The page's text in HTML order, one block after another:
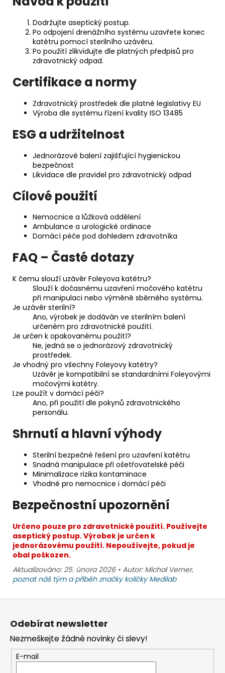
Dodržujte aseptický postup.
Po odpojení drenážního systému uzavřete konec
katétru pomocí sterilního uzávěru.
Po použití zlikvidujte dle platných předpisů pro
zdravotnický odpad.
Certifikace a normy
Zdravotnický prostředek dle platné legislativy EU
Výroba dle systému řízení kvality ISO 13485
ESG a udržitelnost
Jednorázové balení zajišťující hygienickou
bezpečnost
Likvidace dle pravidel pro zdravotnický odpad
Cílové použití
Nemocnice a lůžková oddělení
Ambulance a urologické ordinace
Domácí péče pod dohledem zdravotníka
FAQ – Časté dotazy
K čemu slouží uzávěr Foleyova katétru?
Slouží k dočasnému uzavření močového katétru
při manipulaci nebo výměně sběrného systému.
Je uzávěr sterilní?
Ano, výrobek je dodáván ve sterilním balení
určeném pro zdravotnické použití.
Je určen k opakovanému použití?
Ne, jedná se o jednorázový zdravotnický
prostředek.
Je vhodný pro všechny Foleyovy katétry?
Uzávěr je kompatibilní se standardními Foleyovými
močovými katétry.
Lze použít v domácí péči?
Ano, při použití dle pokynů zdravotnického
personálu.
Shrnutí a hlavní výhody
Sterilní bezpečné řešení pro uzavření katétru
Snadná manipulace při ošetřovatelské péči
Minimalizace rizika kontaminace
Vhodné pro nemocnice i domácí péči
Bezpečnostní upozornění
Určeno pouze pro zdravotnické použití. Používejte
aseptický postup. Výrobek je určen k
jednorázovému použití. Nepoužívejte, pokud je
obal poškozen.
Aktualizováno: 25. února 2026 • Autor: Michal Verner,
poznat náš tým a příběh značky kolíčky Medilab
Z
Odebírat newsletter
Nezmeškejte žádné novinky či slevy!
E-mail